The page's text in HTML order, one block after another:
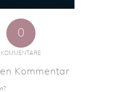
0
KOMMENTARE
Kommentar